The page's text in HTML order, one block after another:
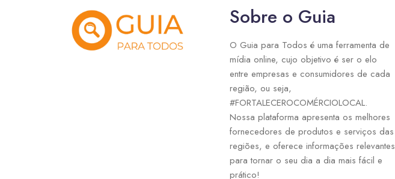
Sobre o Guia
O Guia para Todos é uma ferramenta de
mídia online, cujo objetivo é ser o elo
entre empresas e consumidores de cada
região, ou seja,
#FORTALECEROCOMÉRCIOLOCAL.
Nossa plataforma apresenta os melhores
fornecedores de produtos e serviços das
regiões, e oferece informações relevantes
para tornar o seu dia a dia mais fácil e
prático!